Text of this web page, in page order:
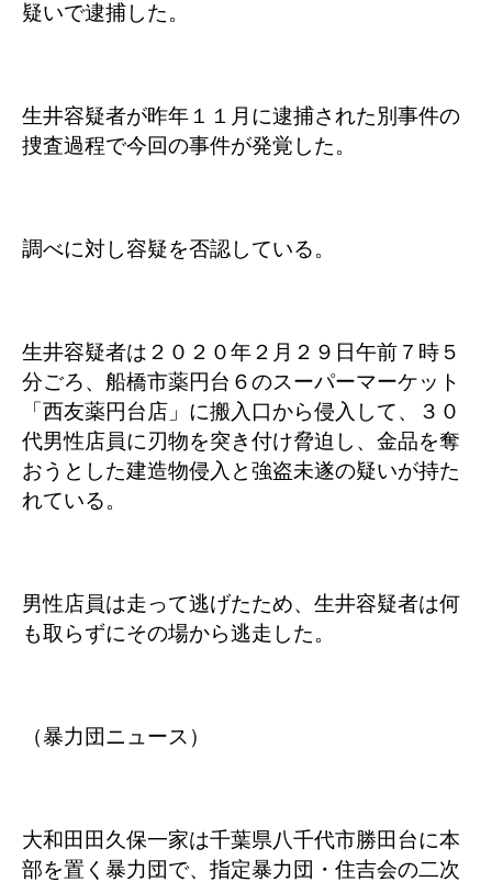
疑いで逮捕した。
生井容疑者が昨年１１月に逮捕された別事件の
捜査過程で今回の事件が発覚した。
調べに対し容疑を否認している。
生井容疑者は２０２０年２月２９日午前７時５
分ごろ、船橋市薬円台６のスーパーマーケット
「西友薬円台店」に搬入口から侵入して、３０
代男性店員に刃物を突き付け脅迫し、金品を奪
おうとした建造物侵入と強盗未遂の疑いが持た
れている。
男性店員は走って逃げたため、生井容疑者は何
も取らずにその場から逃走した。
（暴力団ニュース）
大和田田久保一家は千葉県八千代市勝田台に本
部を置く暴力団で、指定暴力団・住吉会の二次